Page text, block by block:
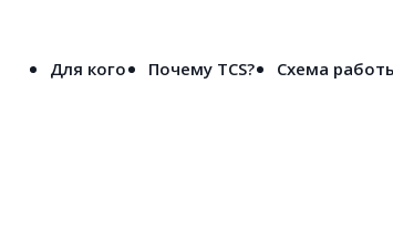
Для кого Почему TCS? Схема